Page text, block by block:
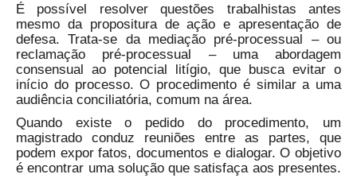
É possível resolver questões trabalhistas antes
mesmo da propositura de ação e apresentação de
defesa. Trata-se da mediação pré-processual – ou
reclamação pré-processual – uma abordagem
consensual ao potencial litígio, que busca evitar o
início do processo. O procedimento é similar a uma
audiência conciliatória, comum na área.
Quando existe o pedido do procedimento, um
magistrado conduz reuniões entre as partes, que
podem expor fatos, documentos e dialogar. O objetivo
é encontrar uma solução que satisfaça aos presentes.